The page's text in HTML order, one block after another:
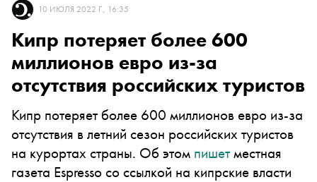
10 ИЮЛЯ 2022 Г., 16:35
Кипр потеряет более 600
миллионов евро из‑за
отсутствия российских туристов
Кипр потеряет более 600 миллионов евро из‑за
отсутствия в летний сезон российских туристов
на курортах страны. Об этом пишетместная
газета Espresso со ссылкой на кипрские власти